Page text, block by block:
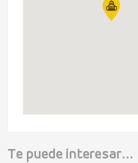
Te puede interesar...